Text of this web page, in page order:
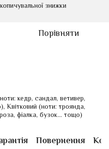
знижки
Порівняти
кедр, сандал, ветивер,
Квiтковий (ноти: троянда,
фіалка, бузок... тощо)
Повернення